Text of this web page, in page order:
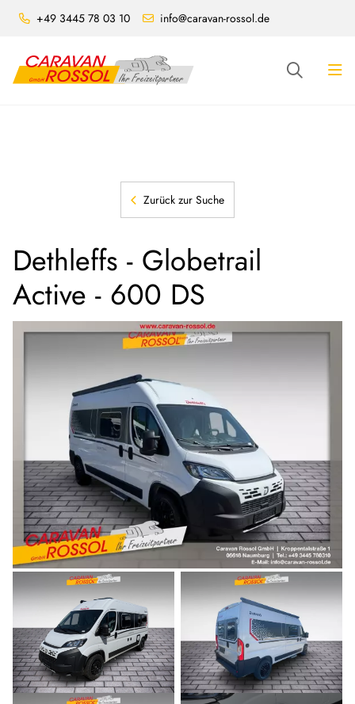
+49 3445 78 03 10 info@caravan-rossol.de
Zurück zur Suche
Dethleffs - Globetrail
Active - 600 DS